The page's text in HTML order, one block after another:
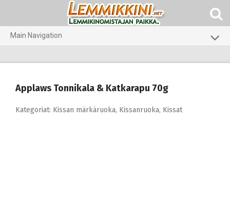
Main Navigation
Eläinlääkäriruoat
Koti ja piha
Applaws Tonnikala & Katkarapu 70g
Kategoriat: Kissan märkäruoka, Kissanruoka, Kissat